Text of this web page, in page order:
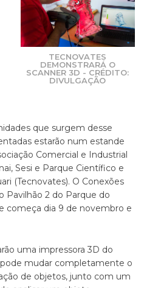
TECNOVATES
DEMONSTRARÁ O
SCANNER 3D - CRÉDITO:
DIVULGAÇÃO
que surgem desse
estarão num estande
Comercial e Industrial
Sesi e Parque Científico e
(Tecnovates). O Conexões
Pavilhão 2 do Parque do
começa dia 9 de novembro e
uma impressora 3D do
mudar completamente o
de objetos, junto com um